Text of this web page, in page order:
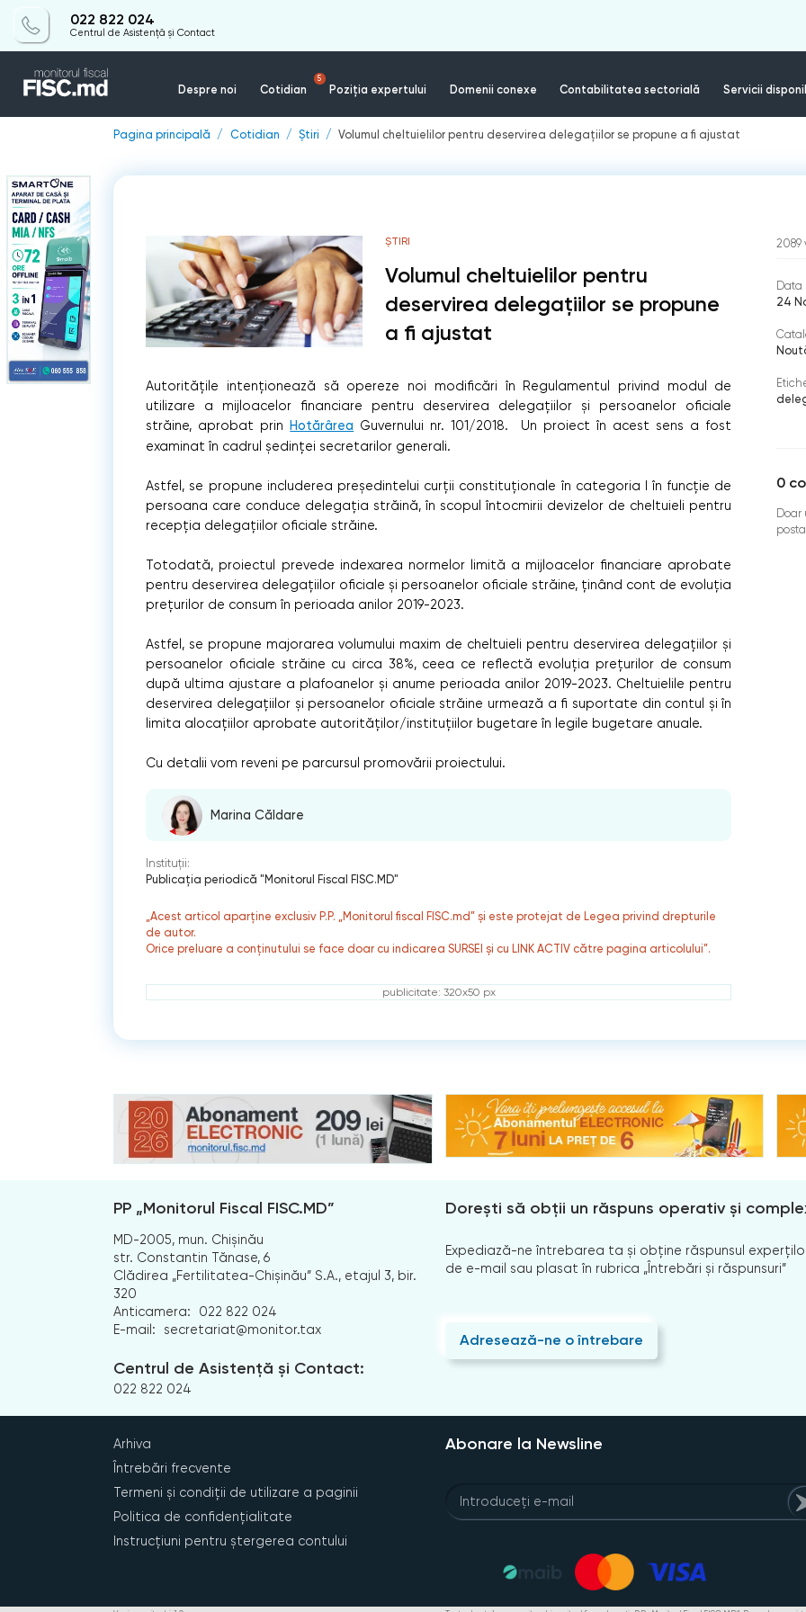
022 822 024
Centrul de Asistență și Contact
Despre noi Cotidian
5
Poziția expertului Domenii conexe Contabilitatea sectorială Servicii
Pagina principală Cotidian Știri Volumul cheltuielilor pentru deservirea delegațiilor se propune a fi ajustat
ȘTIRI
Volumul cheltuielilor pentru
deservirea delegațiilor se propune
a fi ajustat
Autoritățile intenționează să opereze noi modificări în Regulamentul privind modul de
utilizare a mijloacelor financiare pentru deservirea delegațiilor și persoanelor oficiale
străine, aprobat prin Hotărârea Guvernului nr. 101/2018. Un proiect în acest sens a fost
examinat în cadrul ședinței secretarilor generali.
Astfel, se propune includerea președintelui curții constituționale în categoria I în funcție de
persoana care conduce delegația străină, în scopul întocmirii devizelor de cheltuieli pentru
recepția delegațiilor oficiale străine.
Totodată, proiectul prevede indexarea normelor limită a mijloacelor financiare aprobate
pentru deservirea delegațiilor oficiale și persoanelor oficiale străine, ținând cont de evoluția
prețurilor de consum în perioada anilor 2019-2023.
Astfel, se propune majorarea volumului maxim de cheltuieli pentru deservirea delegațiilor și
persoanelor oficiale străine cu circa 38%, ceea ce reflectă evoluția prețurilor de consum
după ultima ajustare a plafoanelor și anume perioada anilor 2019-2023. Cheltuielile pentru
deservirea delegațiilor și persoanelor oficiale străine urmează a fi suportate din contul și în
limita alocațiilor aprobate autorităților/instituțiilor bugetare în legile bugetare anuale.
Cu detalii vom reveni pe parcursul promovării proiectului.
Marina Căldare
Instituții:
Publicaţia periodică "Monitorul Fiscal FISC.MD"
„Acest articol aparține exclusiv P.P. „Monitorul fiscal FISC.md” și este protejat de Legea privind drepturile
de autor.
Orice preluare a conținutului se face doar cu indicarea SURSEI și cu LINK ACTIV către pagina articolului”.
publicitate: 320x50 px
2089
Data
24
0
Doar
PP „Monitorul Fiscal FISC.MD”
MD-2005, mun. Chișinău
str. Constantin Tănase, 6
Clădirea „Fertilitatea-Chișinău” S.A., etajul 3, bir.
320
Anticamera:
022 822 024
E-mail:
secretariat@monitor.tax
Centrul de Asistență și Contact:
022 822 024
Dorești să obții un răspuns operativ și
Expediază-ne întrebarea ta și obține răspunsul
de e-mail sau plasat în rubrica „Întrebări și răspunsuri”
Adresează-ne o întrebare
Arhiva
Întrebări frecvente
Termeni și condiții de utilizare a paginii
Politica de confidențialitate
Instrucțiuni pentru ștergerea contului
Abonare la Newsline